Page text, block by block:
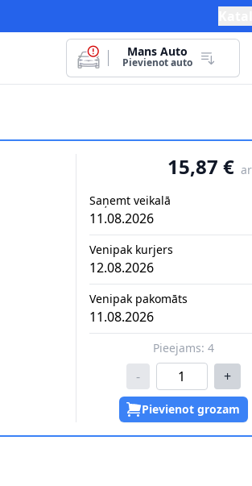
Mans Auto
Pievienot auto
15,87 €
Saņemt veikalā
11.08.2026
Venipak kurjers
12.08.2026
Venipak pakomāts
11.08.2026
Pieejams: 4
- +
Pievienot grozam